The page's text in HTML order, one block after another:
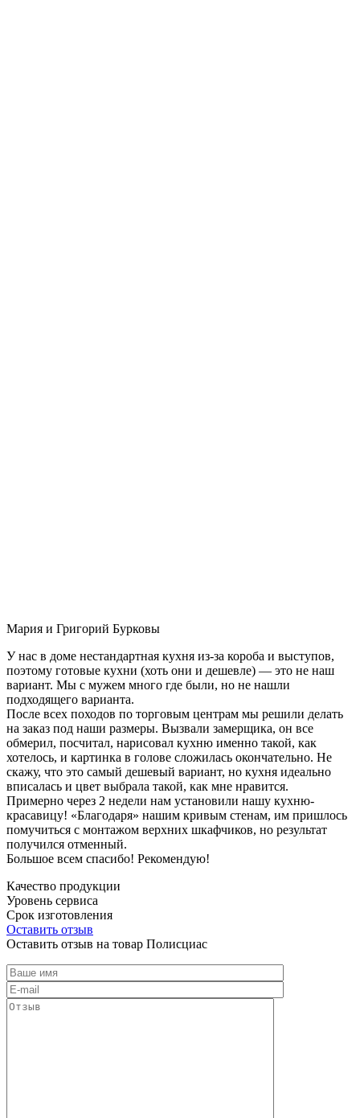
Мария и Григорий Бурковы
У нас в доме нестандартная кухня из-за короба и выступов,
поэтому готовые кухни (хоть они и дешевле) — это не наш
вариант. Мы с мужем много где были, но не нашли
подходящего варианта.
После всех походов по торговым центрам мы решили делать
на заказ под наши размеры. Вызвали замерщика, он все
обмерил, посчитал, нарисовал кухню именно такой, как
хотелось, и картинка в голове сложилась окончательно. Не
скажу, что это самый дешевый вариант, но кухня идеально
вписалась и цвет выбрала такой, как мне нравится.
Примерно через 2 недели нам установили нашу кухню-
красавицу! «Благодаря» нашим кривым стенам, им пришлось
помучиться с монтажом верхних шкафчиков, но результат
получился отменный.
Большое всем спасибо! Рекомендую!
Качество продукции
Уровень сервиса
Срок изготовления
Оставить отзыв
Оставить отзыв на товар Полисциас